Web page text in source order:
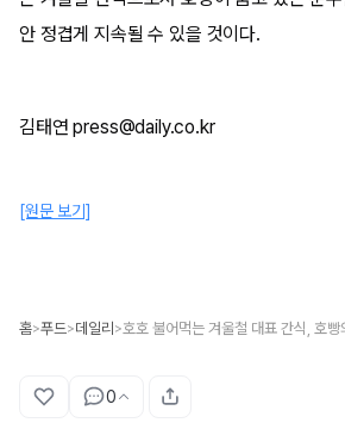
안 정겹게 지속될 수 있을 것이다.
김태연 press@daily.co.kr
[원문 보기]
홈>푸드>데일리 >호호 불어먹는 겨울철 대표 간식, 호빵
0